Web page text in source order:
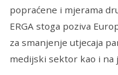
popraćene i mjerama
ERGA stoga poziva
za smanjenje utjecaja
medijski sektor kao i